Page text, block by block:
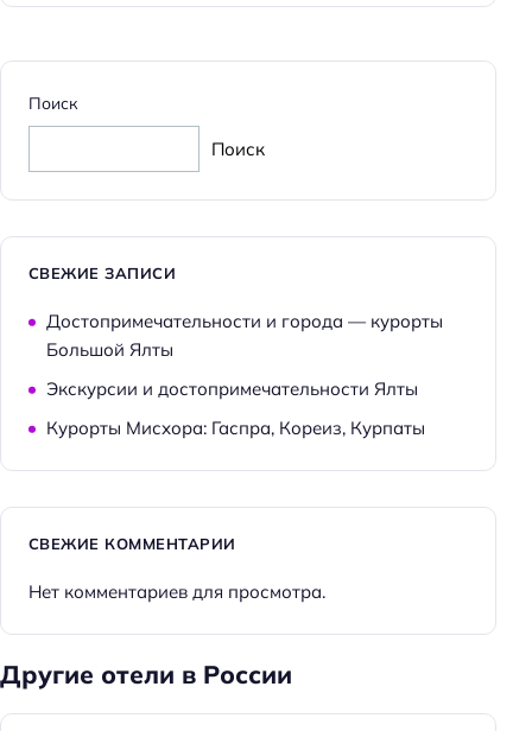
Поиск
Поиск
СВЕЖИЕ ЗАПИСИ
Достопримечательности и города — курорты
Большой Ялты
Экскурсии и достопримечательности Ялты
Курорты Мисхора: Гаспра, Кореиз, Курпаты
СВЕЖИЕ КОММЕНТАРИИ
Нет комментариев для просмотра.
Другие отели в России